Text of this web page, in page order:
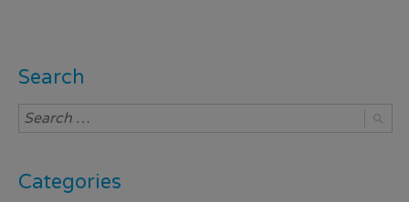
Search
Categories